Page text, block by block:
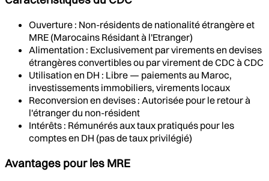
Ouverture : Non-résidents de nationalité étrangère et
MRE (Marocains Résidant à l'Etranger)
Alimentation : Exclusivement par virements en devises
étrangères convertibles ou par virement de CDC à CDC
Utilisation en DH : Libre — paiements au Maroc,
investissements immobiliers, virements locaux
Reconversion en devises : Autorisée pour le retour à
l'étranger du non-résident
Intérêts : Rémunérés aux taux pratiqués pour les
comptes en DH (pas de taux privilégié)
Avantages pour les MRE